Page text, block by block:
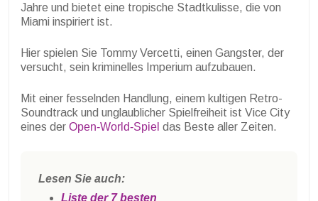
Jahre und bietet eine tropische Stadtkulisse, die von
Miami inspiriert ist.
Hier spielen Sie Tommy Vercetti, einen Gangster, der
versucht, sein kriminelles Imperium aufzubauen.
Mit einer fesselnden Handlung, einem kultigen Retro-
Soundtrack und unglaublicher Spielfreiheit ist Vice City
eines der Open-World-Spiel das Beste aller Zeiten.
Lesen Sie auch:
Liste der 7 besten